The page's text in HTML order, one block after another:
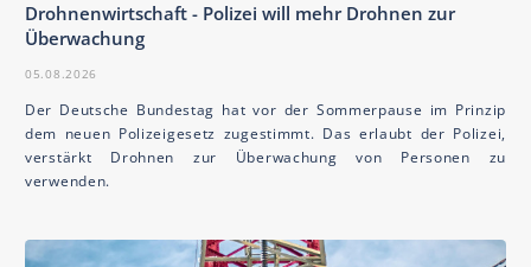
Drohnenwirtschaft - Polizei will mehr Drohnen zur
Überwachung
05.08.2026
Der Deutsche Bundestag hat vor der Sommerpause im Prinzip
dem neuen Polizeigesetz zugestimmt. Das erlaubt der Polizei,
verstärkt Drohnen zur Überwachung von Personen zu
verwenden.